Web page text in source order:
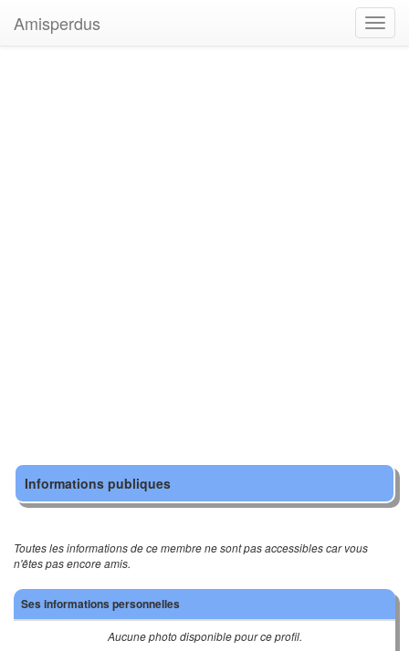
Amisperdus
Informations publiques
Toutes les informations de ce membre ne sont pas accessibles car vous
n'êtes pas encore amis.
Ses informations personnelles
Aucune photo disponible pour ce profil.